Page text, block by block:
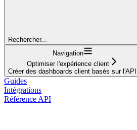
Rechercher...
Navigation
Optimiser l'expérience client
Créer des dashboards client basés sur l'API
Guides
Intégrations
Référence API